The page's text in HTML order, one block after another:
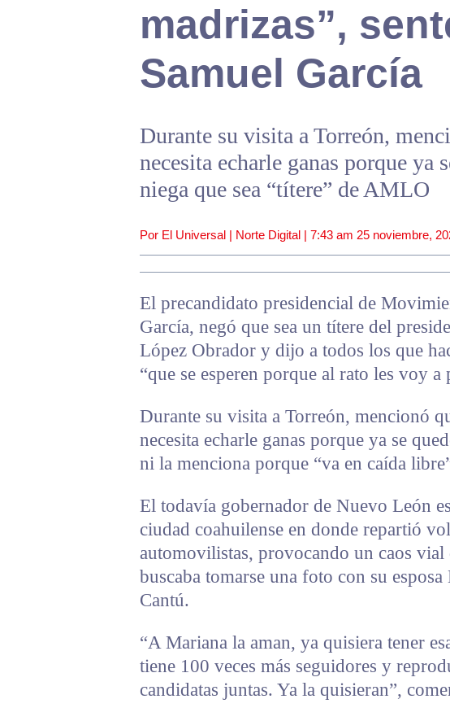
madrizas”,
Samuel García
Durante su visita a Torreón,
necesita echarle ganas porque ya
niega que sea “títere” de AMLO
Por El Universal | Norte Digital | 7:43 am 25 noviembre,
El precandidato presidencial de
García, negó que sea un títere del
López Obrador y dijo a todos los que
“que se esperen porque al rato les voy a
Durante su visita a Torreón, mencionó
necesita echarle ganas porque ya se
ni la menciona porque “va en caída
El todavía gobernador de Nuevo León
ciudad coahuilense en donde repartió
automovilistas, provocando un caos vial
buscaba tomarse una foto con su
Cantú.
“A Mariana la aman, ya quisiera tener
tiene 100 veces más seguidores y
candidatas juntas. Ya la quisieran”,